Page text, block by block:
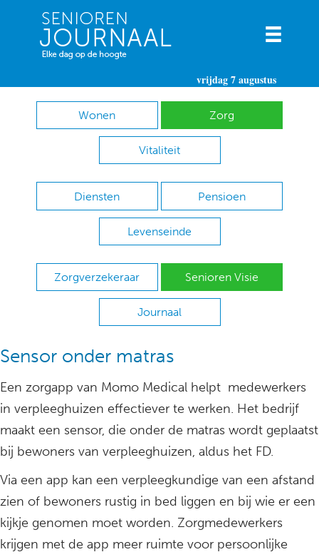
vrijdag 7 augustus
Wonen Zorg
Vitaliteit
Diensten Pensioen
Levenseinde
Zorgverzekeraar Senioren Visie
Journaal
Sensor onder matras
Een zorgapp van Momo Medical helpt medewerkers
in verpleeghuizen effectiever te werken. Het bedrijf
maakt een sensor, die onder de matras wordt geplaatst
bij bewoners van verpleeghuizen, aldus het FD.
Via een app kan een verpleegkundige van een afstand
zien of bewoners rustig in bed liggen en bij wie er een
kijkje genomen moet worden. Zorgmedewerkers
krijgen met de app meer ruimte voor persoonlijke